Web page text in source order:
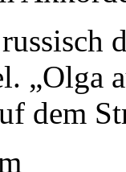
„Olga
dem